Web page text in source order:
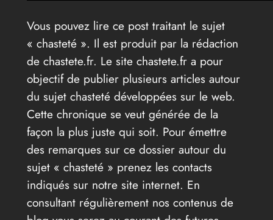
Vous pouvez lire ce post traitant le sujet
« chasteté ». Il est produit par la rédaction
de chastete.fr. Le site chastete.fr a pour
objectif de publier plusieurs articles autour
du sujet chasteté développées sur le web.
Cette chronique se veut générée de la
façon la plus juste qui soit. Pour émettre
des remarques sur ce dossier autour du
sujet « chasteté » prenez les contacts
indiqués sur notre site internet. En
consultant régulièrement nos contenus de